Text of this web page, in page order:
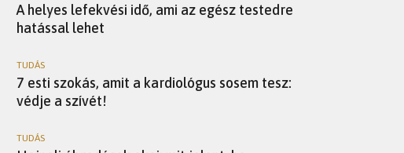
A helyes lefekvési idő, ami az egész testedre
hatással lehet
TUDÁS
7 esti szokás, amit a kardiológus sosem tesz:
védje a szívét!
TUDÁS